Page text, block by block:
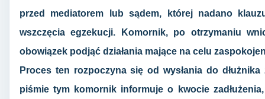
przed mediatorem lub sądem, której nadano
wszczęcia egzekucji. Komornik, po otrzymaniu
obowiązek podjąć działania mające na celu
Proces ten rozpoczyna się od wysłania do
piśmie tym komornik informuje o kwocie